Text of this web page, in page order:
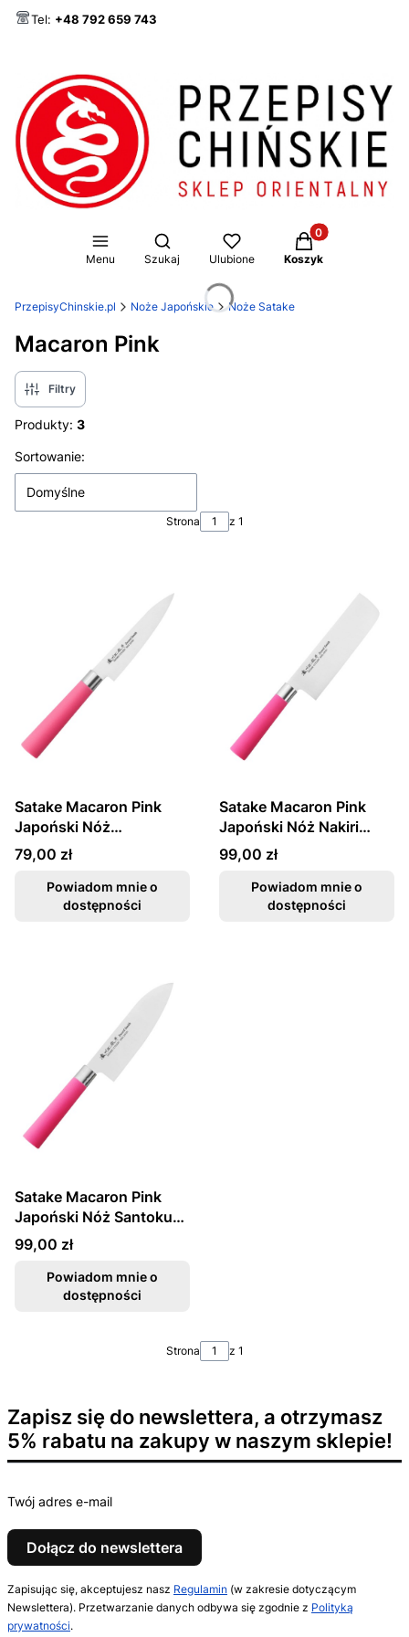
Tel: +48 792 659 743
Menu
Otwórz wyszukiwarkę
Szukaj Ulubione
Produkty w
Koszyk
PrzepisyChinskie.pl Noże Japońskie Noże Satake
Macaron Pink
Filtry
Produkty: 3
Lista produktów
Sortowanie:
Domyślne
Strona z 1
Satake Macaron Pink
Japoński Nóż
Uniwersalny 12cm
Cena
79,00 zł
Powiadom mnie o
dostępności
Satake Macaron Pink
Japoński Nóż Nakiri
17cm
Cena
99,00 zł
Powiadom mnie o
dostępności
Satake Macaron Pink
Japoński Nóż Santoku
17cm
Cena
99,00 zł
Powiadom mnie o
dostępności
Strona z 1
Zapisz się do newslettera, a otrzymasz
5% rabatu na zakupy w naszym sklepie!
Twój adres e-mail
Dołącz do newslettera
Zapisując się, akceptujesz nasz Regulamin (w zakresie dotyczącym
Newslettera). Przetwarzanie danych odbywa się zgodnie z Polityką
prywatności.